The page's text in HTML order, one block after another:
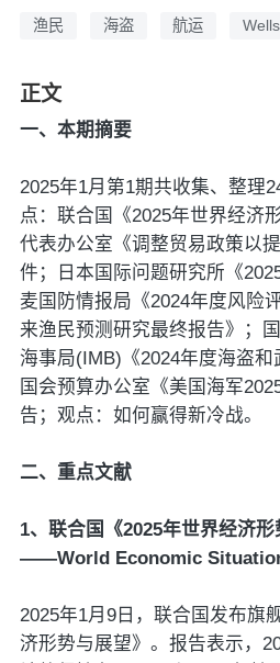
渔民 海盗 航运 Wells
正文
一、本期摘要
2025年1月第1期共收集、整理
点：联合国《2025年世界经济
代表办公室《调整贸易政策以
件；日本国际问题研究所《
麦国防情报局《2024年度风险
来渔民预测研究最终报告》；
海事局(IMB)《2024年度海盗
国会预算办公室《美国海军
告；观点：如何赢得新冷战。
二、重点文献
1、联合国《2025年世界经济
——World Economic
2025年1月9日，联合国发布旗
济形势与展望》。报告表示，